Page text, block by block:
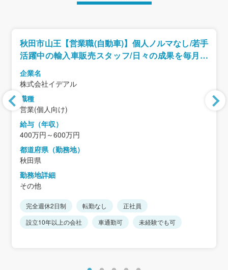
秋田市山王【営業職(自動車)】個人ノルマなし/若手
活躍中の輸入車販売スタッフ/日々の成果を毎月イ
ンセンティブ還元!!
企業名
株式会社イデアル
職種
営業(個人向け)
給与（年収）
400万円～600万円
都道府県（勤務地）
秋田県
勤務地詳細
その他
完全週休2日制 転勤なし
正社員
設立10年以上の会社
車通勤可 未経験でも可